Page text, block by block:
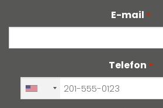
E-mail *
Telefon *